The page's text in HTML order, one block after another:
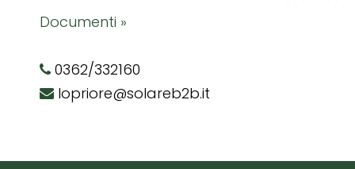
Documenti »
0362/332160
lopriore@solareb2b.it